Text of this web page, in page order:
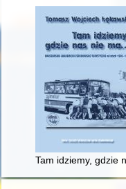
Tam idziemy, gdzie